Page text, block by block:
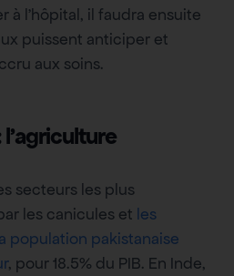
à l’hôpital, il faudra ensuite
puissent anticiper et
aux soins.
secteurs les plus
les canicules et les
population pakistanaise
, pour 18.5% du PIB. En Inde,